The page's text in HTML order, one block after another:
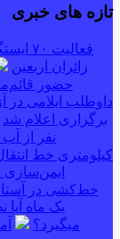
تازه های خبری
زائران اربعین
حضور
برگزاری اعلام شد
نفر از
کیلومتری خط
ایمن‌سازی
خط‌کشی در
یک ماه
میگیرد؟